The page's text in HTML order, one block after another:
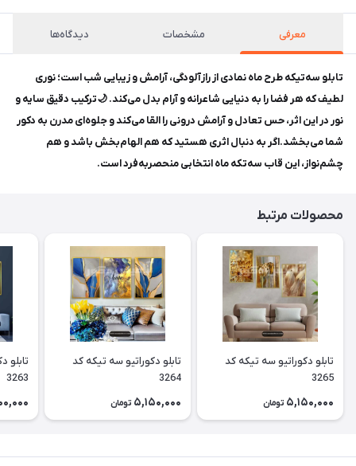
معرفی مشخصات دیدگاه‌ها
تابلو سه‌تیکه طرح ماه نمادی از رازآلودگی، آرامش و زیبایی شب است؛ نوری
لطیف که هر فضا را به دنیایی شاعرانه و آرام بدل می‌کند. 🌙ترکیب دقیق سایه و
نور در این اثر، حس تعادل و آرامش درونی را القا می‌کند و جلوه‌ای مدرن به دکور
شما می‌بخشد.اگر به دنبال اثری هستید که هم الهام‌بخش باشد و هم
چشم‌نواز، این قاب سه‌تکه ماه انتخابی منحصربه‌فرد است.
محصولات مرتبط
تابلو دکوراتیو سه تیکه کد
3265
5,150,000 تومان
تابلو دکوراتیو سه تیکه کد
3264
5,150,000 تومان
تابلو
3263